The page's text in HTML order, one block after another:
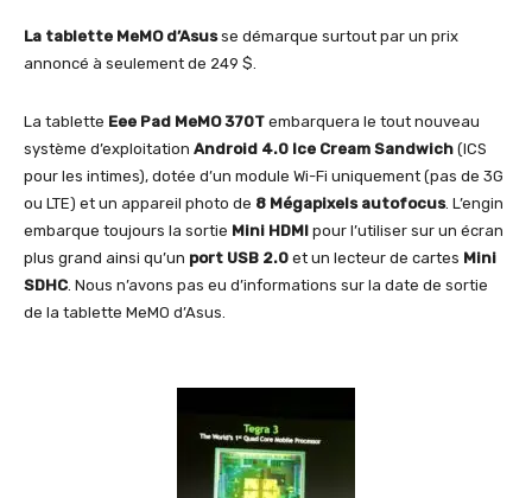
La tablette MeMO d’Asusse démarque surtout par un prix
annoncé à seulement de 249 $.
La tablette Eee Pad MeMO 370T embarquera le tout nouveau
système d’exploitation Android 4.0 Ice Cream Sandwich (ICS
pour les intimes), dotée d’un module Wi-Fi uniquement (pas de 3G
ou LTE) et un appareil photo de 8 Mégapixels autofocus. L’engin
embarque toujours la sortie Mini HDMI pour l’utiliser sur un écran
plus grand ainsi qu’un port USB 2.0 et un lecteur de cartes Mini
SDHC . Nous n’avons pas eu d’informations sur la date de sortie
de la tablette MeMO d’Asus.